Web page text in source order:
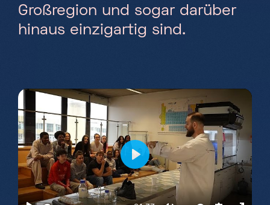
Großregion und sogar darüber
hinaus einzigartig sind.
Play